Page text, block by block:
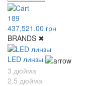
189
437,521.00 грн
BRANDS ✖
LED линзы
3 дюйма
2.5 дюйма